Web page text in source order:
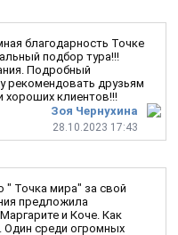
Зоя Чернухина
28.10.2023 17:43
благодарность Точке
подбор тура!!!
Подробный
рекомендовать друзьям
хороших клиентов!!!
" Точка мира" за свой
предложила
и Коче. Как
Один среди огромных